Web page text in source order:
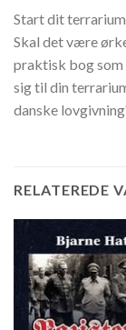
Start dit
Skal det være
praktisk bog som
sig til din
danske
RELATEREDE